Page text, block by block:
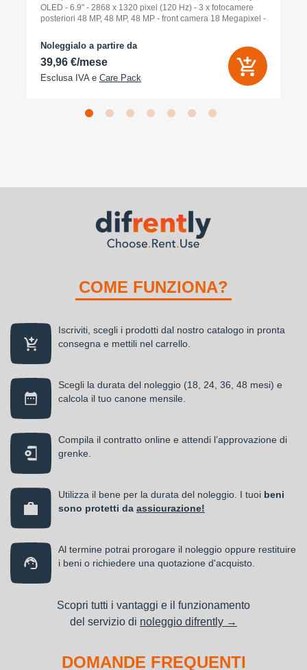
OLED - 6.9" - 2868 x 1320 pixel (120 Hz) - 3 x fotocamere
posteriori 48 MP, 48 MP, 48 MP - front camera 18 Megapixel -
Noleggialo a partire da
39,96 €/mese
Esclusa IVA e Care Pack
COME FUNZIONA?
Iscriviti, scegli i prodotti dal nostro catalogo in pronta
consegna e mettili nel carrello.
Scegli la durata del noleggio (18, 24, 36, 48 mesi) e
calcola il tuo canone mensile.
Compila il contratto online e attendi l’approvazione di
grenke.
Utilizza il bene per la durata del noleggio. I tuoi beni
sono protetti da assicurazione!
Al termine potrai prorogare il noleggio oppure restituire
i beni o richiedere una quotazione d'acquisto.
Scopri tutti i vantaggi e il funzionamento
del servizio di noleggio difrently →
DOMANDE FREQUENTI